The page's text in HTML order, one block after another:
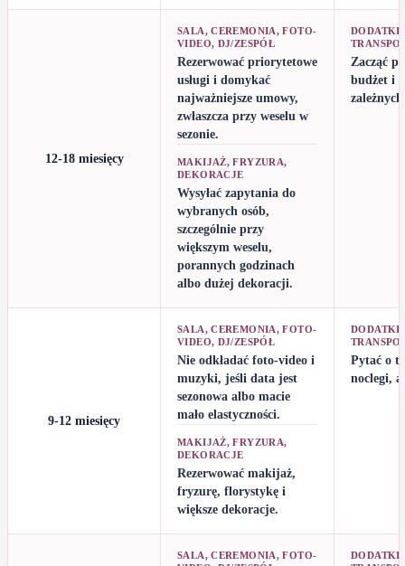
12-18 miesięcy
SALA, CEREMONIA, FOTO-
VIDEO, DJ/ZESPÓŁ
Rezerwować priorytetowe
usługi i domykać
najważniejsze umowy,
zwłaszcza przy weselu w
sezonie.
MAKIJAŻ, FRYZURA,
DEKORACJE
Wysyłać zapytania do
wybranych osób,
szczególnie przy
większym weselu,
porannych godzinach
albo dużej dekoracji.
DODATKI,
Zacząć
budżet i
9-12 miesięcy
SALA, CEREMONIA, FOTO-
VIDEO, DJ/ZESPÓŁ
Nie odkładać foto-video i
muzyki, jeśli data jest
sezonowa albo macie
mało elastyczności.
MAKIJAŻ, FRYZURA,
DEKORACJE
Rezerwować makijaż,
fryzurę, florystykę i
większe dekoracje.
DODATKI,
Pytać o
noclegi,
SALA, CEREMONIA, FOTO-
DODATKI,